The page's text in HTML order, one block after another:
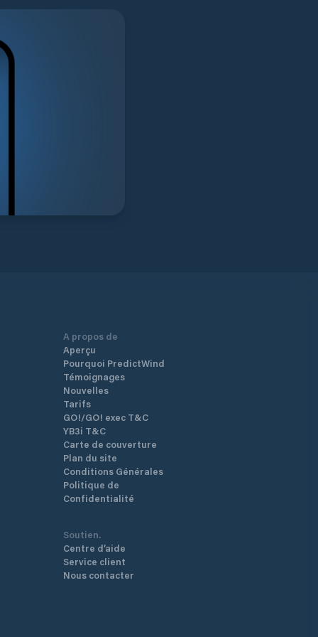
A propos de
Aperçu
Pourquoi PredictWind
Témoignages
Nouvelles
Tarifs
GO!/GO! exec T&C
YB3i T&C
Carte de couverture
Plan du site
Conditions Générales
Politique de
Confidentialité
Soutien.
Centre d’aide
Service client
Nous contacter